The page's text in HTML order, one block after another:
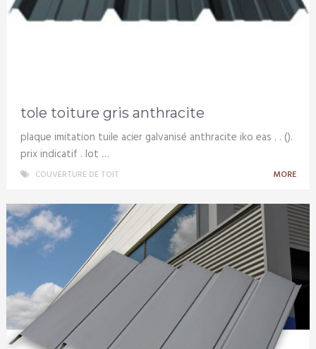
tole toiture gris anthracite
plaque imitation tuile acier galvanisé anthracite iko eas . . ().
prix indicatif . lot …
COUVERTURE DE TOIT MORE